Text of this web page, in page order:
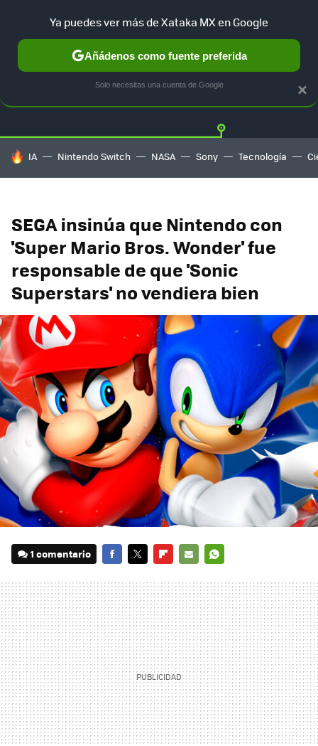
Twitter
HOY SE HABLA DE
IA Nintendo Switch NASA Sony Tecnología
SEGA insinúa que Nintendo con
'Super Mario Bros. Wonder' fue
responsable de que 'Sonic
Superstars' no vendiera bien
1 comentario
MAIL
×
Ya puedes ver más de Xataka MX en Google
Añádenos como fuente preferida
Solo necesitas una cuenta de Google